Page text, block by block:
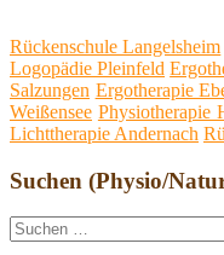
Rückenschule Langelsheim
Logopädie Pleinfeld
Salzungen Ergotherapie
Weißensee Physiotherapie
Lichttherapie Andernach
Suchen (Physio/
Suche
nach: